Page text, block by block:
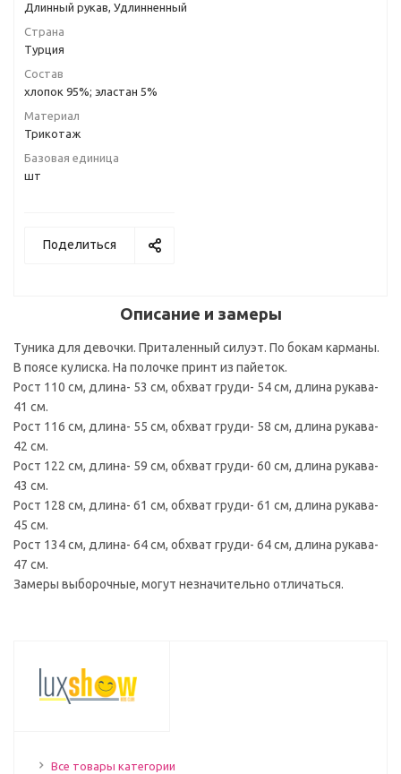
Длинный рукав, Удлинненный
Страна
Турция
Состав
хлопок 95%; эластан 5%
Материал
Трикотаж
Базовая единица
шт
Поделиться
Описание и замеры
Туника для девочки. Приталенный силуэт. По бокам карманы.
В поясе кулиска. На полочке принт из пайеток.
Рост 110 см, длина- 53 см, обхват груди- 54 см, длина рукава-
41 см.
Рост 116 см, длина- 55 см, обхват груди- 58 см, длина рукава-
42 см.
Рост 122 см, длина- 59 см, обхват груди- 60 см, длина рукава-
43 см.
Рост 128 см, длина- 61 см, обхват груди- 61 см, длина рукава-
45 см.
Рост 134 см, длина- 64 см, обхват груди- 64 см, длина рукава-
47 см.
Замеры выборочные, могут незначительно отличаться.
Все товары категории